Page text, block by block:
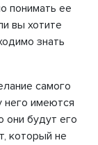
понимать ее
вы хотите
знать
самого
него имеются
они будут его
который не